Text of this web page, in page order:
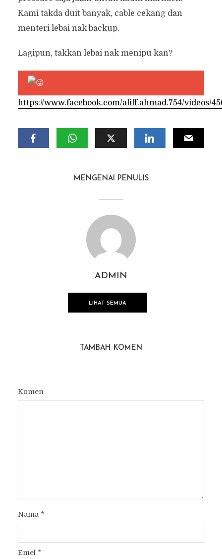
Kami takda duit banyak, cable cekang dan
menteri lebai nak backup.
Lagipun, takkan lebai nak menipu kan?
https://www.facebook.com/aliff.ahmad.754/videos/
MENGENAI PENULIS
ADMIN
LIHAT SEMUA
TAMBAH KOMEN
Komen
Nama *
Emel *